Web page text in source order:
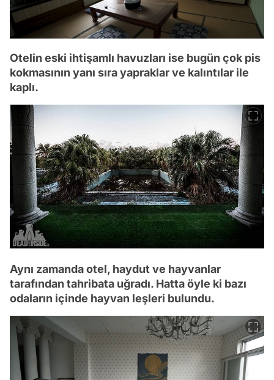
Otelin eski ihtişamlı havuzları ise bugün çok pis
kokmasının yanı sıra yapraklar ve kalıntılar ile
kaplı.
Aynı zamanda otel, haydut ve hayvanlar
tarafından tahribata uğradı. Hatta öyle ki bazı
odaların içinde hayvan leşleri bulundu.